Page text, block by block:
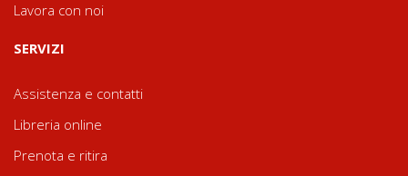
Lavora con noi
SERVIZI
Assistenza e contatti
Libreria online
Prenota e ritira